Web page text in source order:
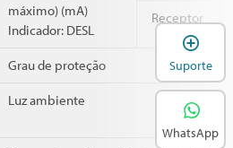
máximo) (mA)
Indicador: DESL
Receptor
Grau de proteção
Luz ambiente
Suporte
WhatsApp